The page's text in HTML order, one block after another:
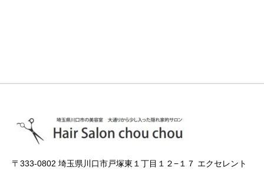
〒333-0802 埼玉県川口市戸塚東１丁目１２−１７ エクセレント